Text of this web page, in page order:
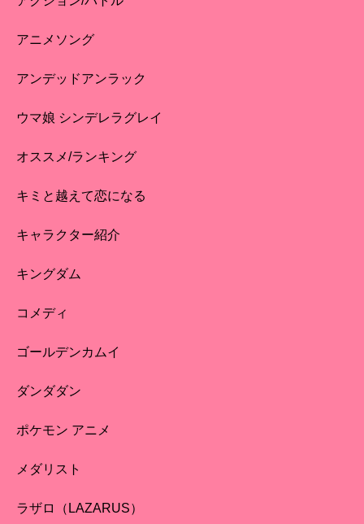
アニメソング
アンデッドアンラック
ウマ娘 シンデレラグレイ
オススメ/ランキング
キミと越えて恋になる
キャラクター紹介
キングダム
コメディ
ゴールデンカムイ
ダンダダン
ポケモン アニメ
メダリスト
ラザロ（LAZARUS）